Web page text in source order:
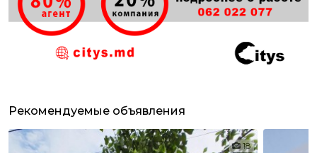
Рекомендуемые объявления
18